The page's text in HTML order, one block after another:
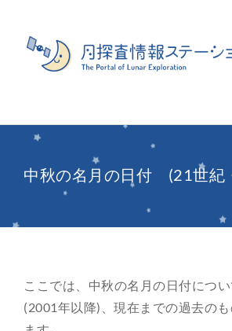
content
索
イベント情報
中秋の名月の日付 (21世紀
ここでは、中秋の名月の日付につ
(2001年以降)、現在までの過去の